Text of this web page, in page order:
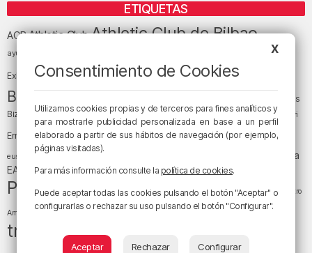
ETIQUETAS
ACBAthletic ClubAthletic Club de Bilbao
ayuntamiento de Bilbao
Exhibition Center) Bilbao Bilbao Basket Bizkaia
Bizkaia y sus comarcas cultura
Cáritas
Bizkaia
Deusto Diócesis de Bilbao Egunon Bizkaia el tiempo Enkarterri
Ernesto Valverde Ertzaintza Euskadi (País Vasco)
euskera fiestas fútbol
LaLiga
EA Sports Liga Endesa música noticias Osakidetza planes
Política religión San Mamés sociedadsucesos Teatro
Arriaga tiempotiempo atmosférico tráfico
tráfico en Bizkaia
X
Consentimiento de Cookies
Utilizamos cookies propias y de terceros para fines analíticos y
para mostrarle publicidad personalizada en base a un perfil
elaborado a partir de sus hábitos de navegación (por ejemplo,
páginas visitadas).
Para más información consulte la política de cookies.
Puede aceptar todas las cookies pulsando el botón "Aceptar" o
configurarlas o rechazar su uso pulsando el botón "Configurar".
Aceptar Rechazar Configurar